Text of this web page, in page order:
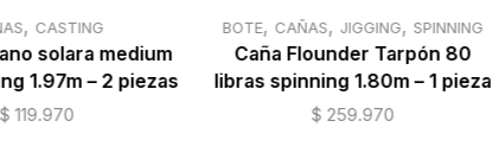
, CASTING
solara medium
1.97m – 2 piezas
$ 119.970
BOTE, CAÑAS, JIGGING, SPINNING
Caña Flounder Tarpón 80
libras spinning 1.80m – 1 pieza
$ 259.970